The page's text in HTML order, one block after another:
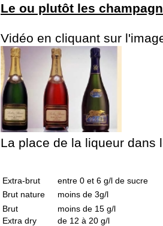
Le ou plutôt les
Vidéo en cliquant sur
La place de la liqueur dans
Extra-brut
entre 0 et 6 g/l de sucre
Brut nature
moins de 3g/l
Brut
moins de 15 g/l
Extra dry
de 12 à 20 g/l